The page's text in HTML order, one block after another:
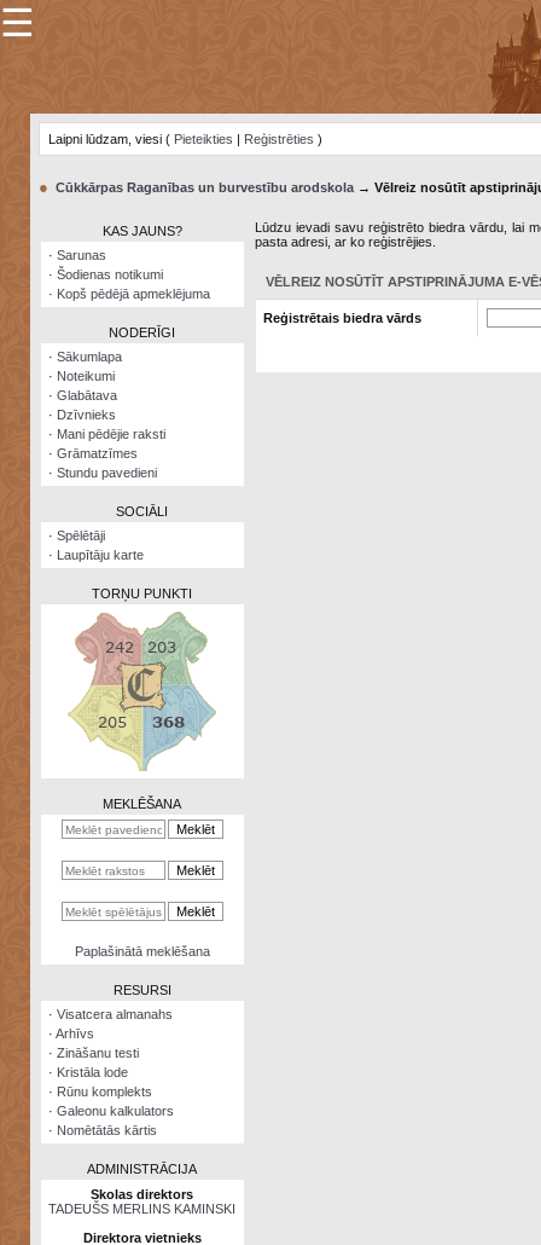
×
Šodienas
notikumi
Visatcera
almanahs
Arhīvs
Zināšanu
kalkulators
Nomētātās
☰
Laipni lūdzam, viesi ( Pieteikties | Reģistrēties )
● Cūkkārpas Raganības un burvestību arodskola→ Vēlreiz nosūtīt
KAS JAUNS?
· Sarunas
· Šodienas notikumi
· Kopš pēdējā apmeklējuma
NODERĪGI
· Sākumlapa
· Noteikumi
· Glabātava
· Dzīvnieks
· Mani pēdējie raksti
· Grāmatzīmes
· Stundu pavedieni
SOCIĀLI
· Spēlētāji
· Laupītāju karte
TORŅU PUNKTI
MEKLĒŠANA
Paplašinātā meklēšana
RESURSI
· Visatcera almanahs
· Arhīvs
· Zināšanu testi
· Kristāla lode
· Rūnu komplekts
· Galeonu kalkulators
· Nomētātās kārtis
ADMINISTRĀCIJA
Skolas direktors
TADEUŠS MERLINS KAMINSKI
Direktora vietnieks
Lūdzu ievadi savu reģistrēto biedra vārdu, lai
pasta adresi, ar ko reģistrējies.
VĒLREIZ NOSŪTĪT APSTIPRINĀJUMA E-
Reģistrētais biedra vārds